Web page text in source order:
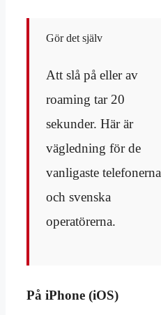
Gör det själv
Att slå på eller av
roaming tar 20
sekunder. Här är
vägledning för de
vanligaste telefonerna
och svenska
operatörerna.
På iPhone (iOS)